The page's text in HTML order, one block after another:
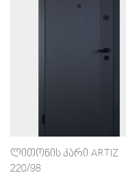
ლითონის კარი ARTIZ
220/98